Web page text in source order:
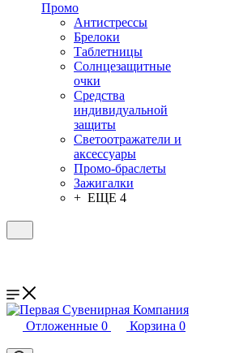
Промо
Антистрессы
Брелоки
Таблетницы
Солнцезащитные
очки
Средства
индивидуальной
защиты
Светоотражатели и
аксессуары
Промо-браслеты
Зажигалки
+ ЕЩЕ 4
Отложенные 0 Корзина 0